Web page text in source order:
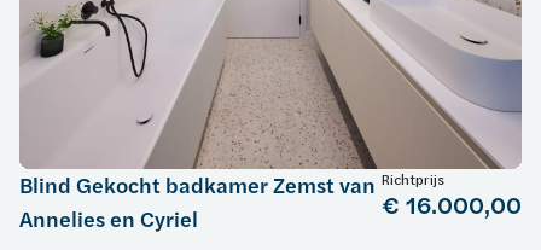
Blind Gekocht badkamer Zemst van
Annelies en Cyriel
Richtprijs
€ 16.000,00